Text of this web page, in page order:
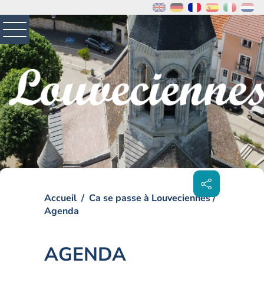
MENU
PRINCIPAL
Visiter la page accueil du site de Louveciennes
Accueil
Ca se passe à Louveciennes
Agenda
Partager
sur les
réseaux
sociaux
AGENDA